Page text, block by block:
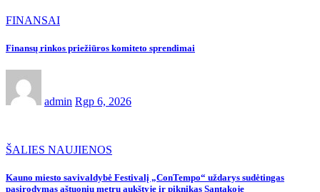
FINANSAI
Finansų rinkos priežiūros komiteto sprendimai
admin Rgp 6, 2026
ŠALIES NAUJIENOS
Kauno miesto savivaldybė Festivalį „ConTempo“ uždarys sudėtingas
pasirodymas aštuonių metrų aukštyje ir piknikas Santakoje